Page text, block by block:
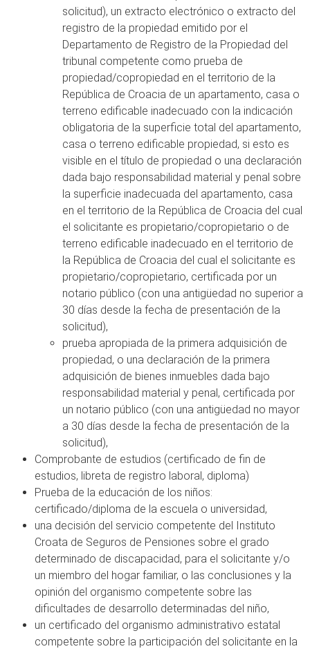
solicitud), un extracto electrónico o extracto del
registro de la propiedad emitido por el
Departamento de Registro de la Propiedad del
tribunal competente como prueba de
propiedad/copropiedad en el territorio de la
República de Croacia de un apartamento, casa o
terreno edificable inadecuado con la indicación
obligatoria de la superficie total del apartamento,
casa o terreno edificable propiedad, si esto es
visible en el título de propiedad o una declaración
dada bajo responsabilidad material y penal sobre
la superficie inadecuada del apartamento, casa
en el territorio de la República de Croacia del cual
el solicitante es propietario/copropietario o de
terreno edificable inadecuado en el territorio de
la República de Croacia del cual el solicitante es
propietario/copropietario, certificada por un
notario público (con una antigüedad no superior a
30 días desde la fecha de presentación de la
solicitud),
prueba apropiada de la primera adquisición de
propiedad, o una declaración de la primera
adquisición de bienes inmuebles dada bajo
responsabilidad material y penal, certificada por
un notario público (con una antigüedad no mayor
a 30 días desde la fecha de presentación de la
solicitud),
Comprobante de estudios (certificado de fin de
estudios, libreta de registro laboral, diploma)
Prueba de la educación de los niños:
certificado/diploma de la escuela o universidad,
una decisión del servicio competente del Instituto
Croata de Seguros de Pensiones sobre el grado
determinado de discapacidad, para el solicitante y/o
un miembro del hogar familiar, o las conclusiones y la
opinión del organismo competente sobre las
dificultades de desarrollo determinadas del niño,
un certificado del organismo administrativo estatal
competente sobre la participación del solicitante en la